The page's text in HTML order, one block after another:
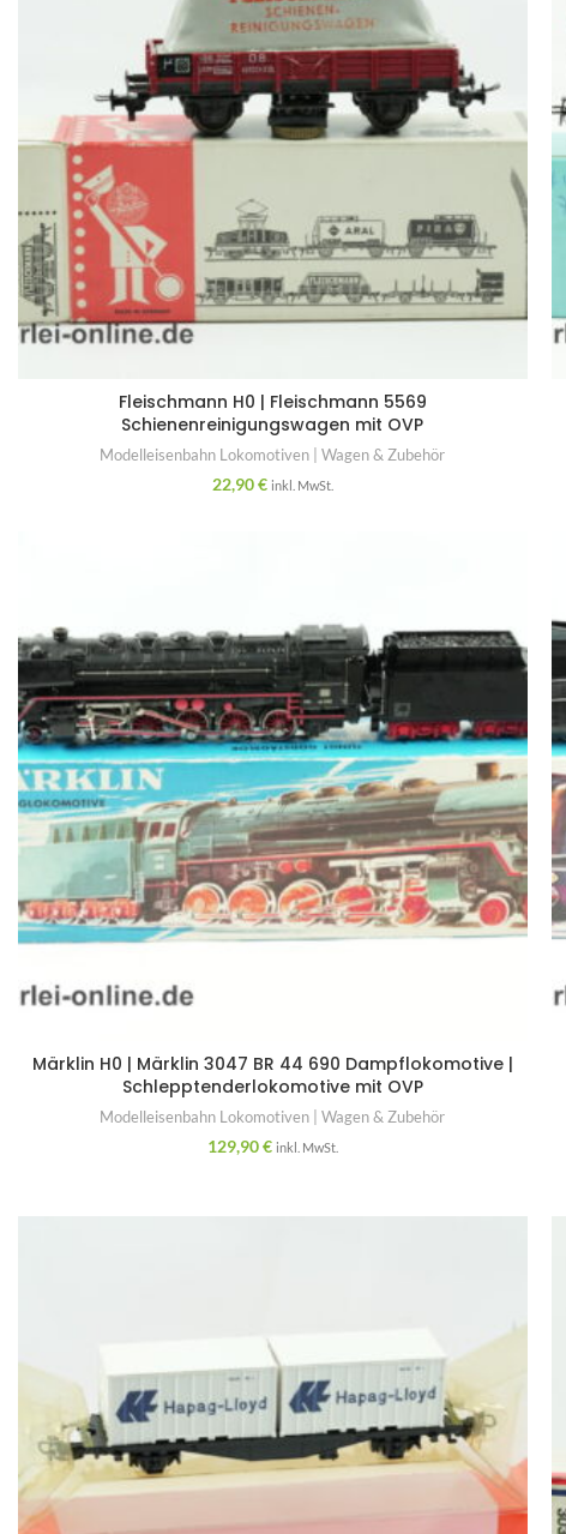
Fleischmann H0 | Fleischmann 5569
Schienenreinigungswagen mit OVP
Modelleisenbahn Lokomotiven | Wagen & Zubehör
22,90€ inkl. MwSt.
Märklin H0 | Märklin 3047 BR 44 690 Dampflokomotive |
Schlepptenderlokomotive mit OVP
Modelleisenbahn Lokomotiven | Wagen & Zubehör
129,90€ inkl. MwSt.